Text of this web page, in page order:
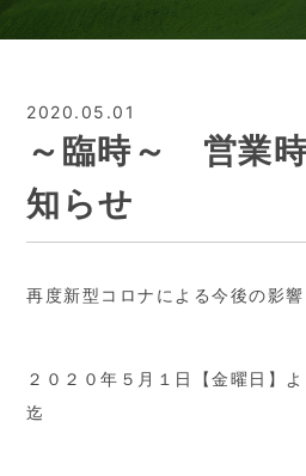
プライバシーポリシー
2020.05.01
～臨時～ 営業
知らせ
再度新型コロナによる今後の影
２０２０年５月１日【金曜日】
迄